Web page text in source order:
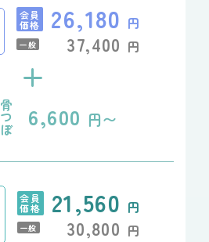
会員
価格 26,180 円
一般 37,400 円
+
骨
つ
ぼ 6,600 円〜
会員
価格 21,560 円
一般 30,800 円